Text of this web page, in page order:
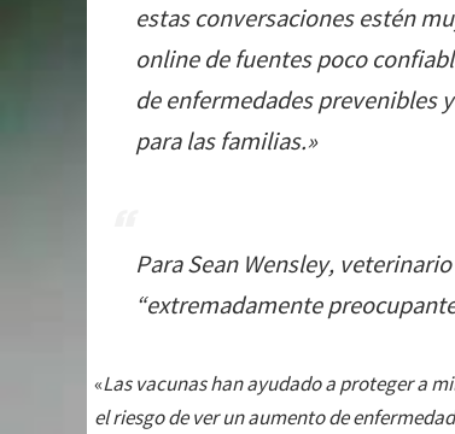
estas conversaciones estén
online de fuentes poco
de enfermedades prevenibles
para las familias.»
Para Sean Wensley,
“extremadamente
«Las vacunas han ayudado a proteger a
el riesgo de ver un aumento de